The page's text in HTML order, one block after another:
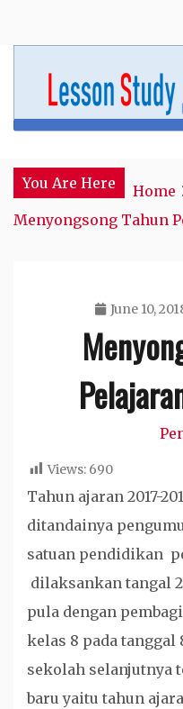
content
GusNdol
You Are Here
Home
Menyongsong Tahun
June 10,
Views: 690
Tahun ajaran 2017-
ditandainya
satuan pendidikan
dilaksankan tangal
pula dengan
kelas 8 pada tanggal
sekolah selanjutnya
baru yaitu tahun